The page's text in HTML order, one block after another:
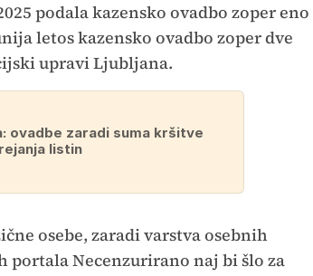
podala kazensko ovadbo zoper eno
letos kazensko ovadbo zoper dve
upravi Ljubljana.
ovadbe zaradi suma kršitve
listin
osebe, zaradi varstva osebnih
Necenzurirano naj bi šlo za